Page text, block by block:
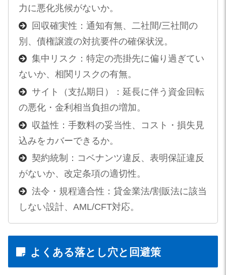
力に悪化兆候がないか。
回収確実性：通知有無、二社間/三社間の
別、債権譲渡の対抗要件の確保状況。
集中リスク：特定の売掛先に偏り過ぎてい
ないか、相関リスクの有無。
サイト（支払期日）：延長に伴う資金回転
の悪化・金利相当負担の増加。
収益性：手数料の妥当性、コスト・損失見
込みをカバーできるか。
契約統制：コベナンツ違反、表明保証違反
がないか、改定条項の適切性。
法令・規程適合性：貸金業法/割販法に該当
しない設計、AML/CFT対応。
よくある落とし穴と回避策